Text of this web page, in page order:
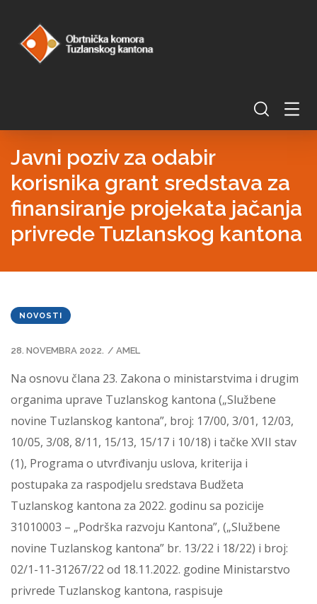
Javni poziv za odabir
korisnika grant sredstava za
finansiranje projekata jačanja
privrede Tuzlanskog kantona
NOVOSTI
28. NOVEMBRA 2022. / AMEL
Na osnovu člana 23. Zakona o ministarstvima i drugim
organima uprave Tuzlanskog kantona („Službene
novine Tuzlanskog kantona”, broj: 17/00, 3/01, 12/03,
10/05, 3/08, 8/11, 15/13, 15/17 i 10/18) i tačke XVII stav
(1), Programa o utvrđivanju uslova, kriterija i
postupaka za raspodjelu sredstava Budžeta
Tuzlanskog kantona za 2022. godinu sa pozicije
31010003 – „Podrška razvoju Kantona”, („Službene
novine Tuzlanskog kantona” br. 13/22 i 18/22) i broj:
02/1-11-31267/22 od 18.11.2022. godine Ministarstvo
privrede Tuzlanskog kantona, raspisuje